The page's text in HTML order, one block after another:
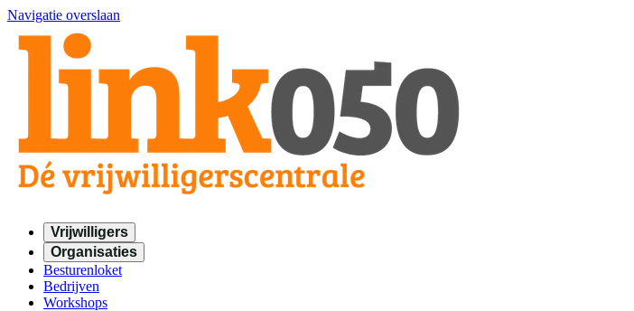
Navigatie overslaan
Vrijwilligers
Organisaties
Besturenloket
Bedrijven
Workshops